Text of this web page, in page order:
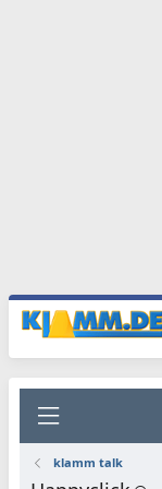
klamm talk